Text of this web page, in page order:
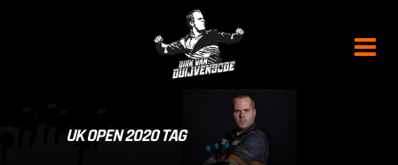
UK OPEN 2020 TAG